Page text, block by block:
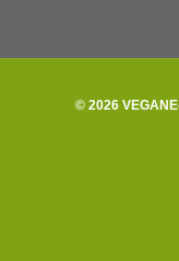
© 2026